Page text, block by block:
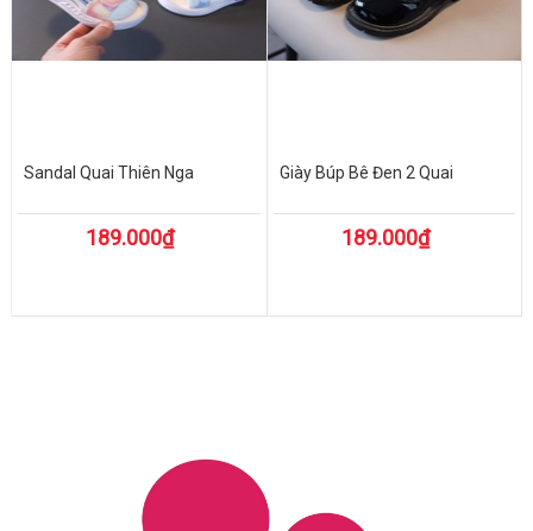
Sandal Quai Thiên Nga
189.000₫
Giày Búp Bê Đen 2 Quai
189.000₫